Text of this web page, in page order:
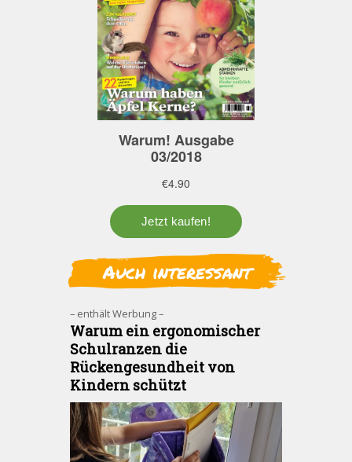
Auch interessant
– enthält Werbung –
Warum ein ergonomischer
Schulranzen die
Rückengesundheit von
Kindern schützt